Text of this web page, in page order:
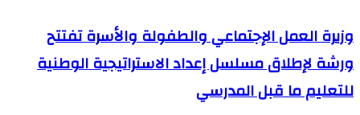
وزيرة العمل الإجتماعي والطفولة والأسرة تفتتح
ورشة لإطلاق مسلسل إعداد الاستراتيجية الوطنية
للتعليم ما قبل المدرسي